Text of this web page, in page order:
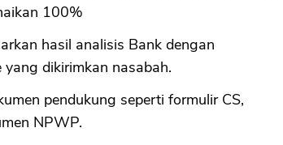
100%
hasil analisis Bank dengan
dikirimkan nasabah.
pendukung seperti formulir CS,
NPWP.